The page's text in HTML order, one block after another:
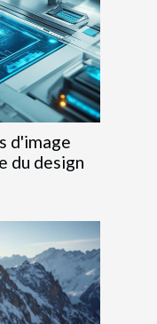
d'image
du design